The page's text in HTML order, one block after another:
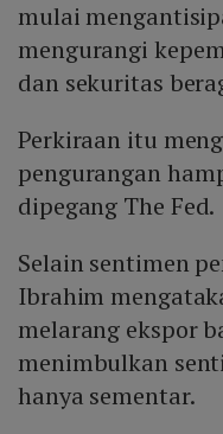
mulai
mengurangi
dan sekuritas
Perkiraan itu
pengurangan
dipegang The Fed.
Selain sentimen
Ibrahim
melarang ekspor
menimbulkan
hanya sementar.